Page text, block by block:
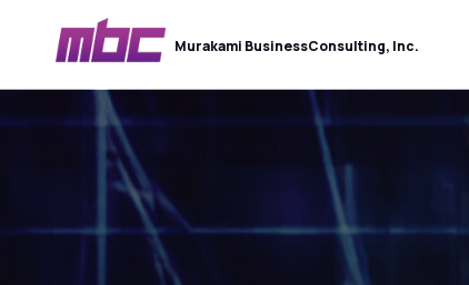
Murakami BusinessConsulting, Inc.